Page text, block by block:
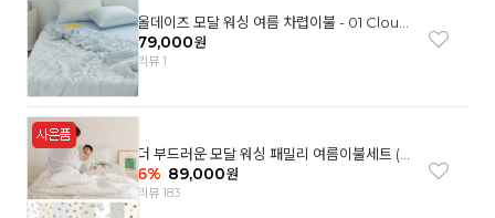
올데이즈 모달 워싱 여름 차렵이불 - 01 Cloud
garden(SS)
79,000원
리뷰 1
더 부드러운 모달 워싱 패밀리 여름이불세트 (8
컬러)
6% 89,000원
리뷰 183